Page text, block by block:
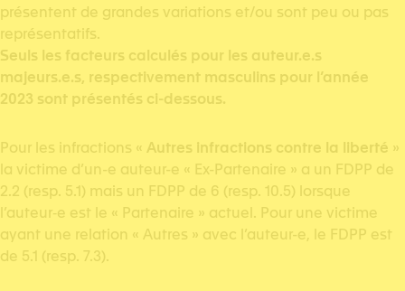
présentent de grandes variations et/ou sont peu ou pas
représentatifs.
Seuls les facteurs calculés pour les auteur.e.s
majeurs.e.s, respectivement masculins pour l’année
2023 sont présentés ci-dessous.
Pour les infractions « Autres infractions contre la liberté »
la victime d’un-e auteur-e « Ex-Partenaire » a un FDPP de
2.2 (resp. 5.1) mais un FDPP de 6 (resp. 10.5) lorsque
l’auteur‑e est le « Partenaire » actuel. Pour une victime
ayant une relation « Autres » avec l’auteur-e, le FDPP est
de 5.1 (resp. 7.3).